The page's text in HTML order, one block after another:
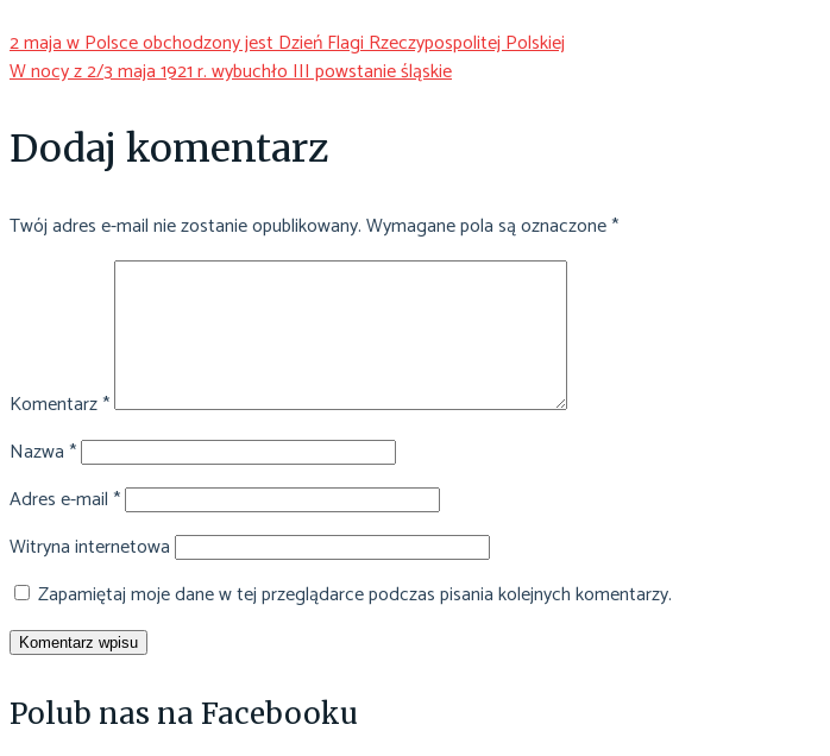
2 maja w Polsce obchodzony jest Dzień Flagi Rzeczypospolitej Polskiej
W nocy z 2/3 maja 1921 r. wybuchło III powstanie śląskie
Dodaj komentarz
Twój adres e-mail nie zostanie opublikowany.Wymagane pola są oznaczone*
Komentarz*
Nazwa*
Adres e-mail*
Witryna internetowa
Zapamiętaj moje dane w tej przeglądarce podczas pisania kolejnych komentarzy.
Polub nas na Facebooku